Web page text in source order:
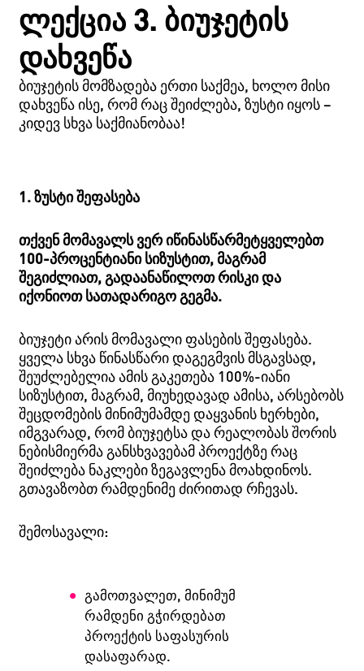
ᲚᲔᲥᲪᲘᲐ 3. ᲑᲘᲣᲯᲔᲢᲘᲡ
ᲓᲐᲮᲕᲔᲬᲐ
ᲑᲘᲣᲯᲔᲢᲘᲡ ᲛᲝᲛᲖᲐᲓᲔᲑᲐ ᲔᲠᲗᲘ ᲡᲐᲥᲛᲔᲐ, ᲮᲝᲚᲝ ᲛᲘᲡᲘ
ᲓᲐᲮᲕᲔᲬᲐ ᲘᲡᲔ, ᲠᲝᲛ ᲠᲐᲪ ᲨᲔᲘᲫᲚᲔᲑᲐ, ᲖᲣᲡᲢᲘ ᲘᲧᲝᲡ –
ᲙᲘᲓᲔᲕ ᲡᲮᲕᲐ ᲡᲐᲥᲛᲘᲐᲜᲝᲑᲐᲐ!
1. ზუსტი შეფასება
თქვენ მომავალს ვერ იწინასწარმეტყველებთ
100-პროცენტიანი სიზუსტით, მაგრამ
შეგიძლიათ, გადაანაწილოთ რისკი და
იქონიოთ სათადარიგო გეგმა.
ბიუჯეტი არის მომავალი ფასების შეფასება.
ყველა სხვა წინასწარი დაგეგმვის მსგავსად,
შეუძლებელია ამის გაკეთება 100%-იანი
სიზუსტით, მაგრამ, მიუხედავად ამისა, არსებობს
შეცდომების მინიმუმამდე დაყვანის ხერხები,
იმგვარად, რომ ბიუჯეტსა და რეალობას შორის
ნებისმიერმა განსხვავებამ პროექტზე რაც
შეიძლება ნაკლები ზეგავლენა მოახდინოს.
გთავაზობთ რამდენიმე ძირითად რჩევას.
შემოსავალი:
გამოთვალეთ, მინიმუმ
რამდენი გჭირდებათ
პროექტის საფასურის
დასაფარად.